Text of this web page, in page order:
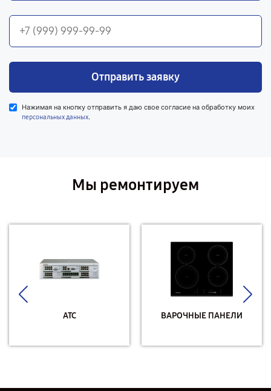
Отправить заявку
Нажимая на кнопку отправить я даю свое согласие на обработку моих
персональных данных.
Мы ремонтируем
АТС ВАРОЧНЫЕ ПАНЕЛИ